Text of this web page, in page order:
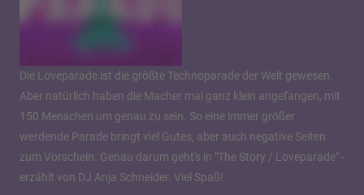
Die Loveparade ist die größte Technoparade der Welt gewesen.
Aber natürlich haben die Macher mal ganz klein angefangen, mit
150 Menschen um genau zu sein. So eine immer größer
werdende Parade bringt viel Gutes, aber auch negative Seiten
zum Vorschein. Genau darum geht's in "The Story / Loveparade" -
erzählt von DJ Anja Schneider. Viel Spaß!